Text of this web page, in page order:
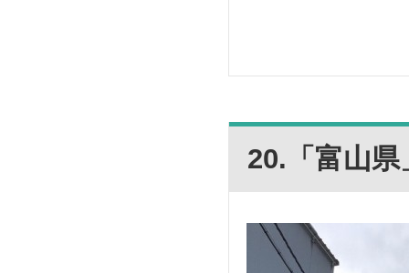
20.「富山